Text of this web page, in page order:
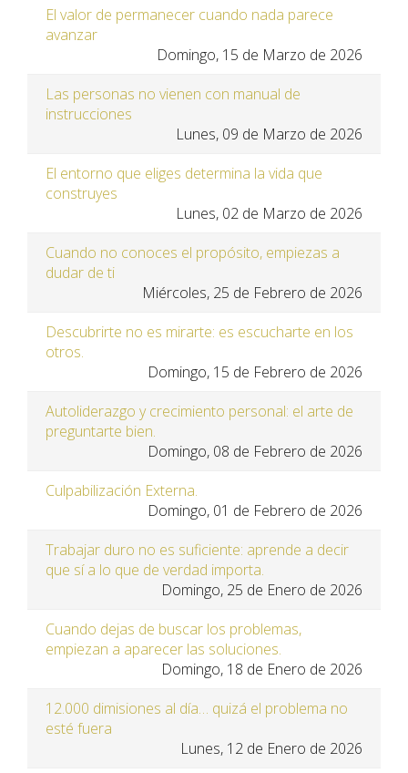
El valor de permanecer cuando nada parece
avanzar
Domingo, 15 de Marzo de 2026
Las personas no vienen con manual de
instrucciones
Lunes, 09 de Marzo de 2026
El entorno que eliges determina la vida que
construyes
Lunes, 02 de Marzo de 2026
Cuando no conoces el propósito, empiezas a
dudar de ti
Miércoles, 25 de Febrero de 2026
Descubrirte no es mirarte: es escucharte en los
otros.
Domingo, 15 de Febrero de 2026
Autoliderazgo y crecimiento personal: el arte de
preguntarte bien.
Domingo, 08 de Febrero de 2026
Culpabilización Externa.
Domingo, 01 de Febrero de 2026
Trabajar duro no es suficiente: aprende a decir
que sí a lo que de verdad importa.
Domingo, 25 de Enero de 2026
Cuando dejas de buscar los problemas,
empiezan a aparecer las soluciones.
Domingo, 18 de Enero de 2026
12.000 dimisiones al día… quizá el problema no
esté fuera
Lunes, 12 de Enero de 2026